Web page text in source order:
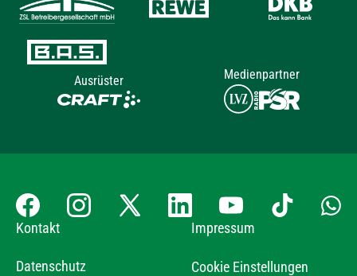
Ausrüster Medienpartner
Kontakt Impressum
Datenschutz Cookie Einstellungen